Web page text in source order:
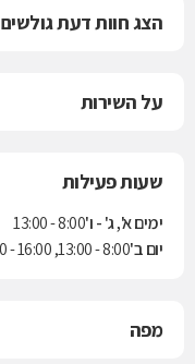
הצג חוות דעת גולשים
על השירות
שעות פעילות
ימים א', ג' - ו'8:00 - 13:00
יום ב'8:00 - 13:00, 16:00 - 18:00
מפה